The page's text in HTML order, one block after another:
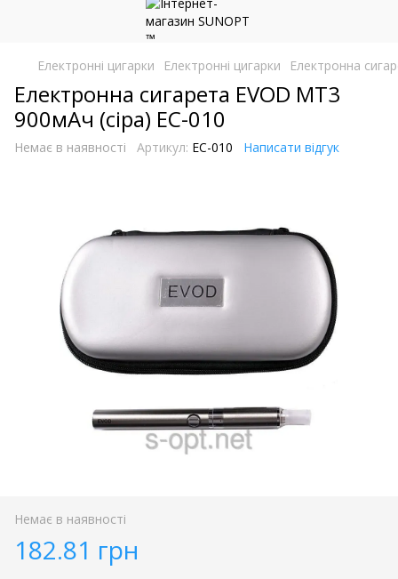
Електронні цигарки Електронні цигарки Електронна
Електронна сигарета EVOD MT3
900мАч (сіра) EC-010
Немає в наявності Артикул: EC-010 Написати відгук
Немає в наявності
182.81 грн